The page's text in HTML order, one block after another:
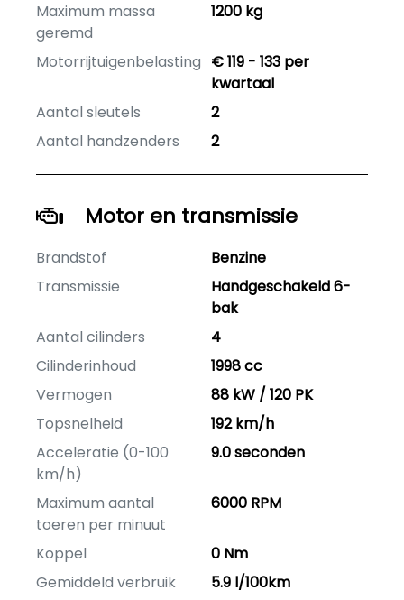
Maximum massa
geremd
1200 kg
Motorrijtuigenbelasting € 119 - 133 per
kwartaal
Aantal sleutels
2
Aantal handzenders
2
Motor en transmissie
Brandstof
Benzine
Transmissie
Handgeschakeld 6-
bak
Aantal cilinders
4
Cilinderinhoud
1998 cc
Vermogen
88 kW / 120 PK
Topsnelheid
192 km/h
Acceleratie (0-100
km/h)
9.0 seconden
Maximum aantal
toeren per minuut
6000 RPM
Koppel
0 Nm
Gemiddeld verbruik
5.9 l/100km